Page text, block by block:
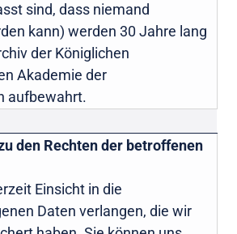
sind, dass niemand
kann) werden 30 Jahre lang
der Königlichen
Akademie der
aufbewahrt.
den Rechten der betroffenen
Einsicht in die
Daten verlangen, die wir